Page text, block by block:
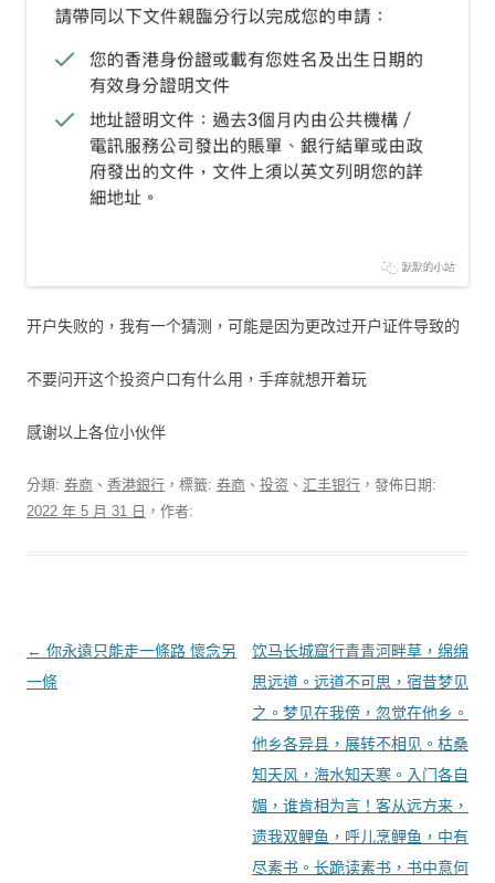
开户失败的，我有一个猜测，可能是因为更改过开户证件导致的
不要问开这个投资户口有什么用，手痒就想开着玩
感谢以上各位小伙伴
分類: 券商 、 香港銀行 ，標籤: 券商 、 投资 、 汇丰银行 ，發佈日期:
2022 年 5 月 31 日 ，作者:
文章導覽
← 你永遠只能走一條路 懷念另
一條
饮马长城窟行青青河畔草，绵绵
思远道。远道不可思，宿昔梦见
之。梦见在我傍，忽觉在他乡。
他乡各异县，展转不相见。枯桑
知天风，海水知天寒。入门各自
媚，谁肯相为言！客从远方来，
遗我双鲤鱼，呼儿烹鲤鱼，中有
尽素书。长跪读素书，书中意何